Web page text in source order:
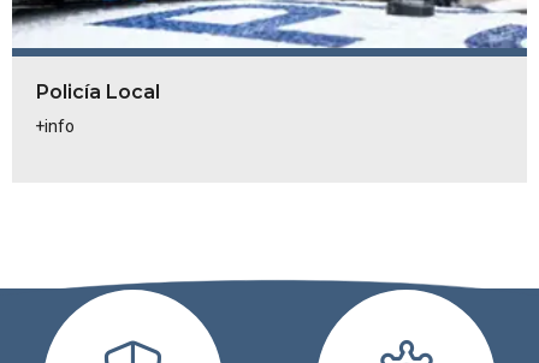
Policía Local
+info